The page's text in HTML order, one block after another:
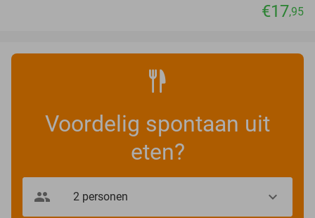
€17,95
Voordelig spontaan uit
eten?